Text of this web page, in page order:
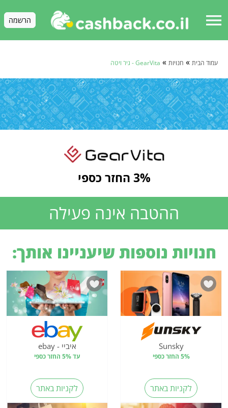
menu הרשמה
עמוד הבית » חנויות » GearVita - גיר ויטה
3% החזר כספי
ההטבה אינה פעילה
חנויות נוספות שיעניינו אותך:
Sunsky
5% החזר כספי
לקניות באתר
איביי - ebay
עד 5% החזר כספי
לקניות באתר